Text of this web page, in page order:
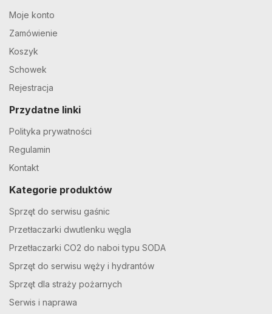
Moje konto
Zamówienie
Koszyk
Schowek
Rejestracja
Przydatne linki
Polityka prywatności
Regulamin
Kontakt
Kategorie produktów
Sprzęt do serwisu gaśnic
Przetłaczarki dwutlenku węgla
Przetłaczarki CO2 do naboi typu SODA
Sprzęt do serwisu węży i hydrantów
Sprzęt dla straży pożarnych
Serwis i naprawa